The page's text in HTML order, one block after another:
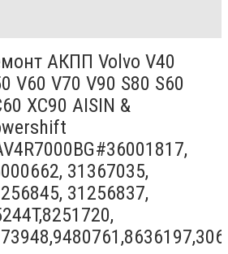
АКПП Volvo V40
V60 V70 V90 S80 S60
XC90 AISIN &
31367035,
31256837,